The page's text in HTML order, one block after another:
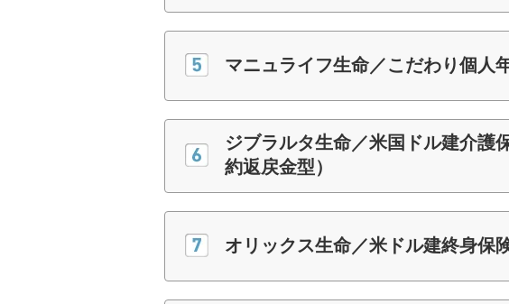
マニュライフ生命／こだわり個人
ジブラルタ生命／米国ドル建介護
約返戻金型）
オリックス生命／米ドル建終身保